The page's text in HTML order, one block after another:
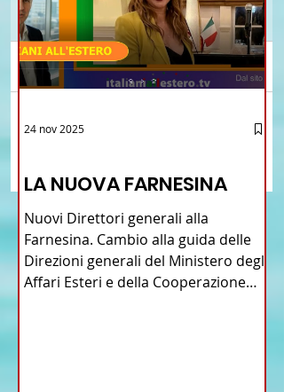
Brasile La Storia del
Commenti
Scrivi un commento...
LA NUOVA FARNESINA
Nuovi Direttori generali alla
Farnesina. Cambio alla guida delle
Direzioni generali del Ministero degli
Affari Esteri e della Cooperazione
24 nov 2025